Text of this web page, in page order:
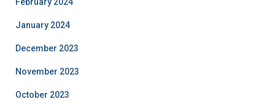
January 2024
December 2023
November 2023
October 2023